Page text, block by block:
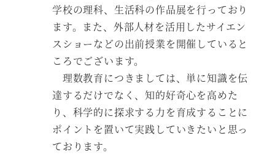
学校の理科、生活科の作品展を行っており
ます。また、外部人材を活用したサイエン
スショーなどの出前授業を開催していると
ころでございます。
理数教育につきましては、単に知識を伝
達するだけでなく、知的好奇心を高めた
り、科学的に探求する力を育成することに
ポイントを置いて実践していきたいと思っ
ております。